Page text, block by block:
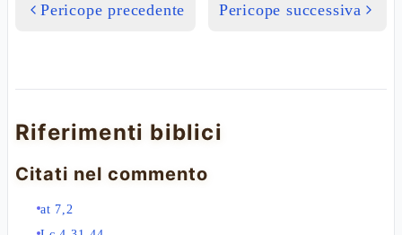
Pericope precedente Pericope successiva
Riferimenti biblici
Citati nel commento
at 7,2